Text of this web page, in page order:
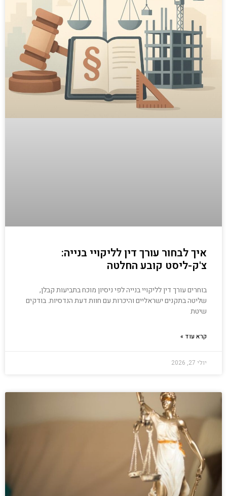
איך לבחור עורך דין לליקויי בנייה:
צ'ק-ליסט קובע החלטה
בוחרים עורך דין לליקויי בנייה לפי ניסיון מוכח בתביעות קבלן,
שליטה בתקנים ישראליים והיכרות עם חוות דעת הנדסיות. בודקים
שיטת
קרא עוד »
יולי 27, 2026